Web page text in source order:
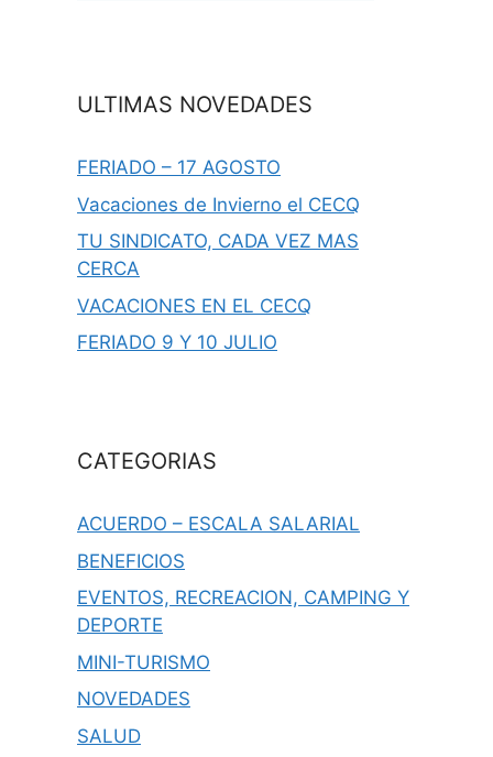
ULTIMAS NOVEDADES
FERIADO – 17 AGOSTO
Vacaciones de Invierno el CECQ
TU SINDICATO, CADA VEZ MAS
CERCA
VACACIONES EN EL CECQ
FERIADO 9 Y 10 JULIO
CATEGORIAS
ACUERDO – ESCALA SALARIAL
BENEFICIOS
EVENTOS, RECREACION, CAMPING Y
DEPORTE
MINI-TURISMO
NOVEDADES
SALUD